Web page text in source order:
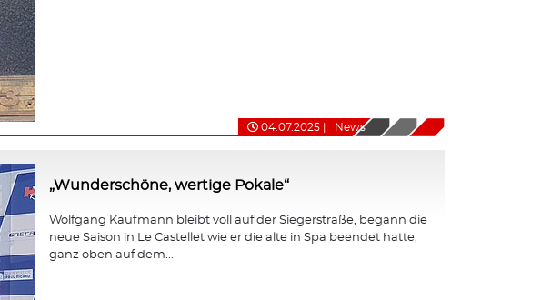
04.07.2025 News
„Wunderschöne, wertige Pokale“
Wolfgang Kaufmann bleibt voll auf der Siegerstraße, begann die
neue Saison in Le Castellet wie er die alte in Spa beendet hatte,
ganz oben auf dem...